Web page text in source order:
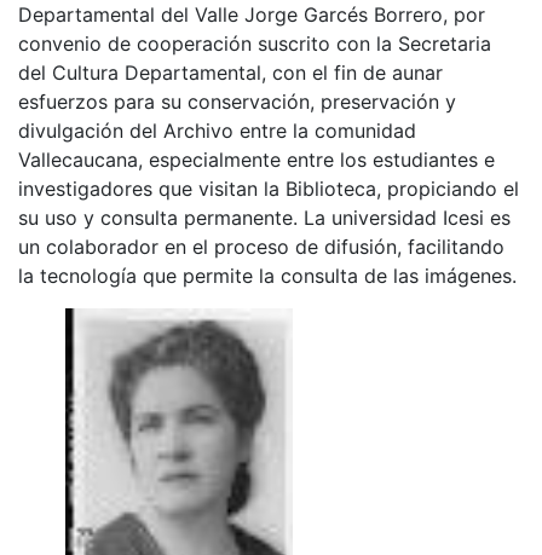
Departamental del Valle Jorge Garcés Borrero, por
convenio de cooperación suscrito con la Secretaria
del Cultura Departamental, con el fin de aunar
esfuerzos para su conservación, preservación y
divulgación del Archivo entre la comunidad
Vallecaucana, especialmente entre los estudiantes e
investigadores que visitan la Biblioteca, propiciando el
su uso y consulta permanente. La universidad Icesi es
un colaborador en el proceso de difusión, facilitando
la tecnología que permite la consulta de las imágenes.